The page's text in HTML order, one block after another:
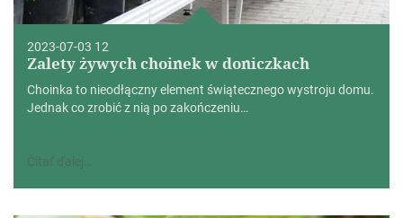
2023-07-03 12
Zalety żywych choinek w doniczkach
Choinka to nieodłączny element świątecznego wystroju domu.
Jednak co zrobić z nią po zakończeniu…
Čítať ďalej…